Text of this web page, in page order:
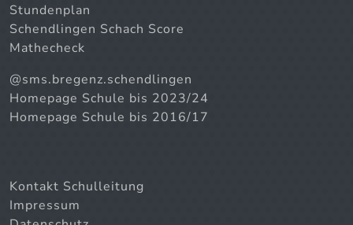
Stundenplan
Schendlingen Schach Score
Mathecheck
@sms.bregenz.schendlingen
Homepage Schule bis 2023/24
Homepage Schule bis 2016/17
Kontakt Schulleitung
Impressum